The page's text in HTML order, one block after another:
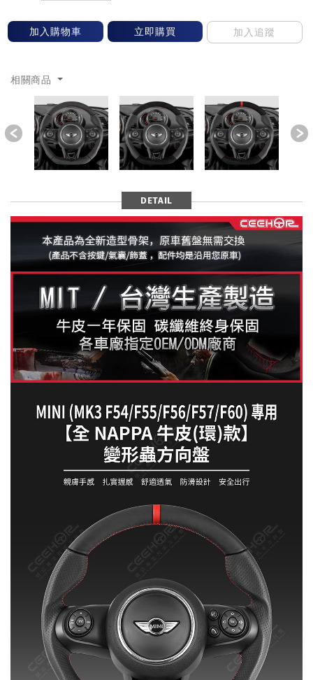
加入購物車 立即購買 加入追蹤
相關商品
Previous
DETAIL